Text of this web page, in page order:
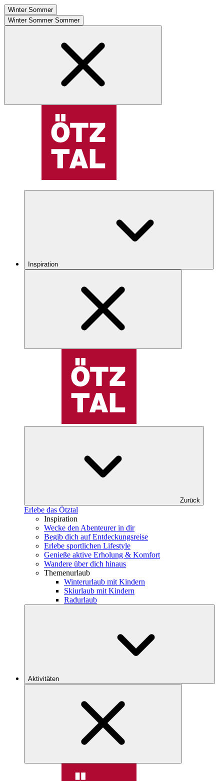
Winter Sommer
Winter Sommer Sommer
Inspiration
Zurück
Erlebe das Ötztal
Inspiration
Wecke den Abenteurer in dir
Begib dich auf Entdeckungsreise
Erlebe sportlichen Lifestyle
Genieße aktive Erholung & Komfort
Wandere über dich hinaus
Themenurlaub
Winterurlaub mit Kindern
Skiurlaub mit Kindern
Radurlaub
Aktivitäten